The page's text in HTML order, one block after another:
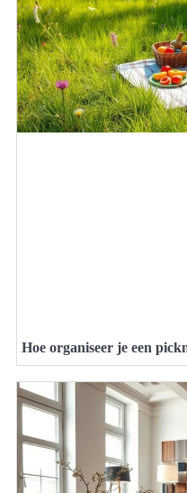
Hoe organiseer je een